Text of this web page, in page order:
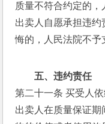
质量不符合约定的，
出卖人自愿承担违
悔的，人民法院不予
五、违约责任
第二十一条 买受人
出卖人在质量保证